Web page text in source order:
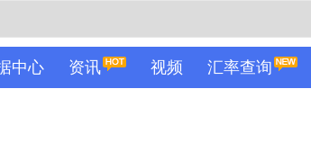
中心 资讯 视频 汇率查询